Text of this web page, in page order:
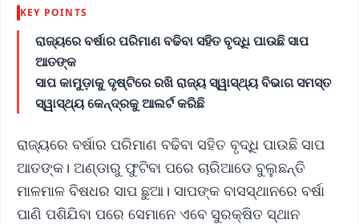
KEY POINTS
ରାଜ୍ୟରେ ବର୍ଷାର ପରିମାଣ ବଢିବା ସହିତ ବୃଦ୍ଧି ପାଉଛି ସାପ
ଆତଙ୍କ
ସାପ କାମୁଡ଼ାକୁ ଦୃଷ୍ଟିରେ ରଖି ରାଜ୍ୟ ସ୍ୱାସ୍ଥ୍ୟ ବିଭାଗ ସମସ୍ତ
ସ୍ୱାସ୍ଥ୍ୟ କେନ୍ଦ୍ରକୁ ଆଲର୍ଟ କରିଛି
ରାଜ୍ୟରେ ବର୍ଷାର ପରିମାଣ ବଢିବା ସହିତ ବୃଦ୍ଧି ପାଉଛି ସାପ
ଆତଙ୍କ। ଅଣ୍ଡାରୁ ଫୁଟିବା ପରେ ଚାରିଆଡେ ବୁଲୁଛନ୍ତି
ମାଳମାଳ ବିଷଧର ସାପ ଛୁଆ। ସାପଙ୍କ ବାସସ୍ଥାନରେ ବର୍ଷା
ପାଣି ପଶିଯିବା ପରେ ସେମାନେ ଏବେ ସୁରକ୍ଷିତ ସ୍ଥାନ